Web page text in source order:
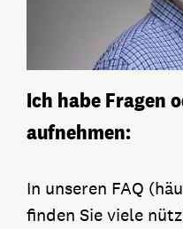
Ich habe Fragen
aufnehmen:
In unseren FAQ
finden Sie viele